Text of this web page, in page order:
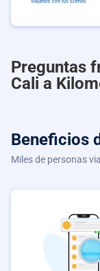
Preguntas
Cali a
Beneficios
Miles de personas